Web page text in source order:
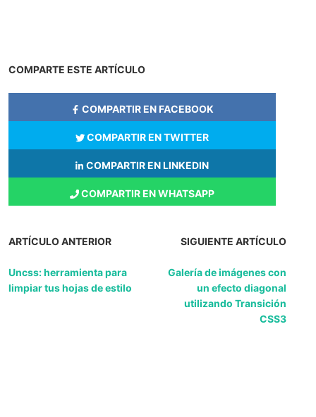
COMPARTE ESTE ARTÍCULO
COMPARTIR EN FACEBOOK
COMPARTIR EN TWITTER
COMPARTIR EN LINKEDIN
COMPARTIR EN WHATSAPP
ARTÍCULO ANTERIOR
Uncss: herramienta para
limpiar tus hojas de estilo
SIGUIENTE ARTÍCULO
Galería de imágenes con
un efecto diagonal
utilizando Transición
CSS3